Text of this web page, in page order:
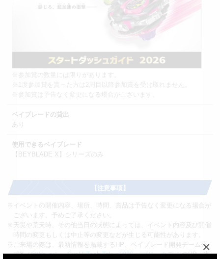
×
※参加賞の数量には限りがあります。
※1度参加賞を貰った方は2周目以降参加賞を受け取れません。
※参加賞は予告なく変更になる場合がございます。
ベイブレードの貸出
あり
使用できるベイブレード
【BEYBLADE X】シリーズのみ
【注意事項】
※イベントの開催内容、場所、時間、賞品は予告なく変更になる場合が
ございます。予めご了承ください。
※天災や荒天時、その他当日の状態によっては、イベント内容及び開催
時間の変更もしくは中止等の変更などが生じる可能性があります。
※ご来場の際は、最新情報を掲載するHP、ベイブレード開発チーム公
式X（@tbh_pr）、SusHi Tech Tokyo2026 パブリックデイのHP、当